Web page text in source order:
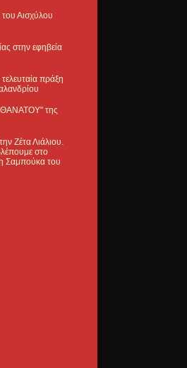
Αισχύλου
στην εφηβεία
πράξη
της
Ζέτα Λιάλιου.
στο
Σαμπούκα του